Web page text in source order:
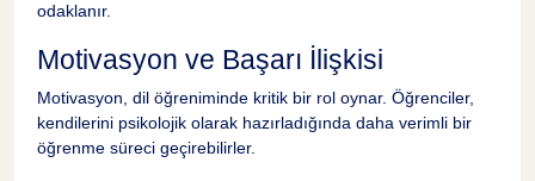
odaklanır.
Motivasyon ve Başarı İlişkisi
Motivasyon, dil öğreniminde kritik bir rol oynar. Öğrenciler,
kendilerini psikolojik olarak hazırladığında daha verimli bir
öğrenme süreci geçirebilirler.